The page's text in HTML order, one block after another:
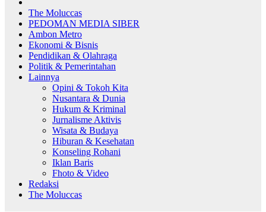
The Moluccas
PEDOMAN MEDIA SIBER
Ambon Metro
Ekonomi & Bisnis
Pendidikan & Olahraga
Politik & Pemerintahan
Lainnya
Opini & Tokoh Kita
Nusantara & Dunia
Hukum & Kriminal
Jurnalisme Aktivis
Wisata & Budaya
Hiburan & Kesehatan
Konseling Rohani
Iklan Baris
Fhoto & Video
Redaksi
The Moluccas